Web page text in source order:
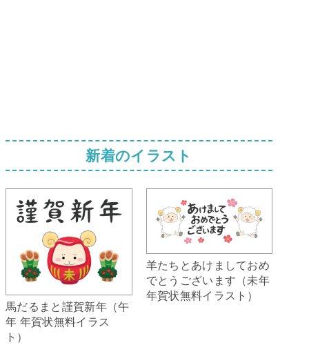
新着のイラスト
馬だるまと謹賀新年（午
年 年賀状無料イラス
ト）
羊たちとあけましておめ
でとうございます（未年
年賀状無料イラスト）